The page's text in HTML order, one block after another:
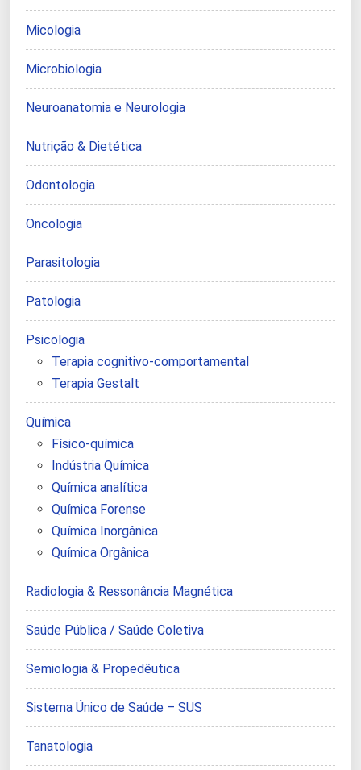
Micologia
Microbiologia
Neuroanatomia e Neurologia
Nutrição & Dietética
Odontologia
Oncologia
Parasitologia
Patologia
Psicologia
Terapia cognitivo-comportamental
Terapia Gestalt
Química
Físico-química
Indústria Química
Química analítica
Química Forense
Química Inorgânica
Química Orgânica
Radiologia & Ressonância Magnética
Saúde Pública / Saúde Coletiva
Semiologia & Propedêutica
Sistema Único de Saúde – SUS
Tanatologia